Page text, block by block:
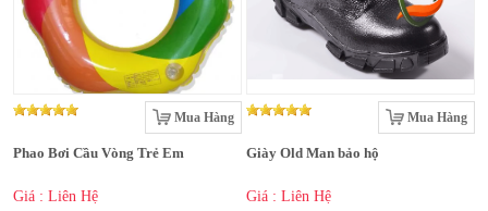
Mua Hàng
Phao Bơi Cầu Vòng Trẻ Em
Giá : Liên Hệ
Mua Hàng
Giày Old Man bảo hộ
Giá : Liên Hệ